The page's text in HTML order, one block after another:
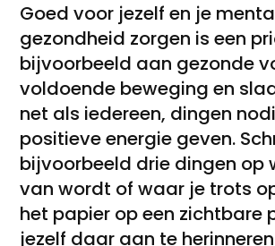
Goed voor jezelf en je
gezondheid zorgen is een
bijvoorbeeld aan gezonde
voldoende beweging en
net als iedereen, dingen
positieve energie geven.
bijvoorbeeld drie dingen op
van wordt of waar je trots
het papier op een zichtbare
jezelf daar aan te